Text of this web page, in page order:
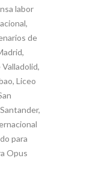
labor
de
Liceo
para
Opus